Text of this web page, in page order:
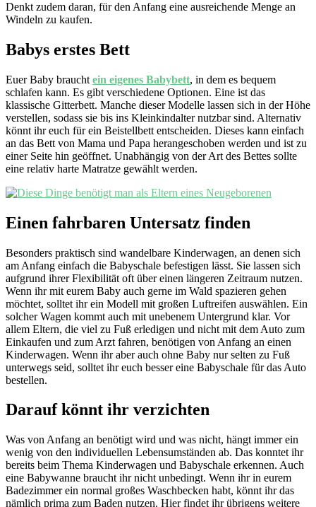
Denkt zudem daran, für den Anfang eine ausreichende Menge an
Windeln zu kaufen.
Babys erstes Bett
Euer Baby braucht ein eigenes Babybett, in dem es bequem
schlafen kann. Es gibt verschiedene Optionen. Eine ist das
klassische Gitterbett. Manche dieser Modelle lassen sich in der Höhe
verstellen, sodass sie bis ins Kleinkindalter nutzbar sind. Alternativ
könnt ihr euch für ein Beistellbett entscheiden. Dieses kann einfach
an das Bett von Mama und Papa herangeschoben werden und ist zu
einer Seite hin geöffnet. Unabhängig von der Art des Bettes sollte
eine relativ harte Matratze gewählt werden.
Einen fahrbaren Untersatz finden
Besonders praktisch sind wandelbare Kinderwagen, an denen sich
am Anfang einfach die Babyschale befestigen lässt. Sie lassen sich
aufgrund ihrer Flexibilität oft über einen längeren Zeitraum nutzen.
Wenn ihr mit eurem Baby auch gerne im Wald spazieren gehen
möchtet, solltet ihr ein Modell mit großen Luftreifen auswählen. Ein
solcher Wagen kommt auch mit unebenem Untergrund klar. Vor
allem Eltern, die viel zu Fuß erledigen und nicht mit dem Auto zum
Einkaufen und zum Arzt fahren, benötigen von Anfang an einen
Kinderwagen. Wenn ihr aber auch ohne Baby nur selten zu Fuß
unterwegs seid, solltet ihr euch besser eine Babyschale für das Auto
bestellen.
Darauf könnt ihr verzichten
Was von Anfang an benötigt wird und was nicht, hängt immer ein
wenig von den individuellen Lebensumständen ab. Das konntet ihr
bereits beim Thema Kinderwagen und Babyschale erkennen. Auch
eine Babywanne braucht ihr nicht unbedingt. Wenn ihr in eurem
Badezimmer ein normal großes Waschbecken habt, könnt ihr das
nämlich prima zum Baden nutzen. Hier findet ihr übrigens weitere